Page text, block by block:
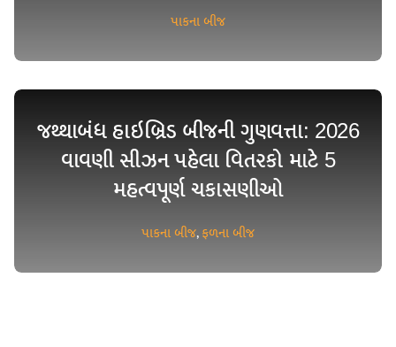
પાકના બીજ
જથ્થાબંધ હાઇબ્રિડ બીજની ગુણવત્તા: 2026
વાવણી સીઝન પહેલા વિતરકો માટે 5
મહત્વપૂર્ણ ચકાસણીઓ
પાકના બીજ,ફળના બીજ